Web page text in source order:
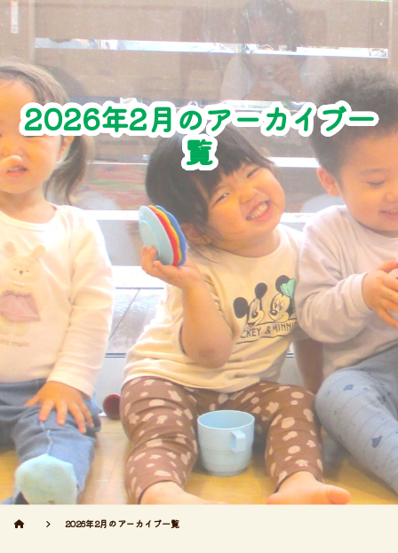
2026年2月のアーカイブ一
覧
2026年2月のアーカイブ一覧